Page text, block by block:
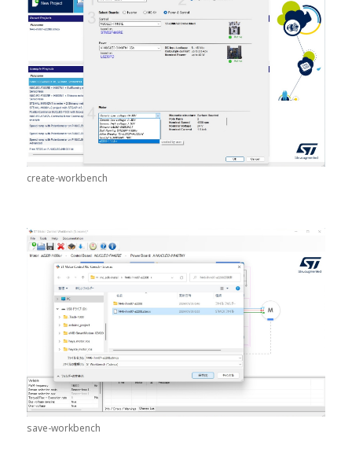
create-workbench
save-workbench